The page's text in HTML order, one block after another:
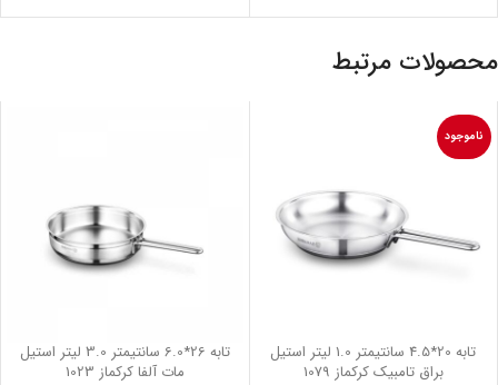
محصولات مرتبط
ناموجود
تابه 20*4.5 سانتیمتر 1.0 لیتر استیل
براق تامبیک کرکماز 1079
تابه 26*6.0 سانتیمتر 3.0 لیتر استیل
مات آلفا کرکماز 1023